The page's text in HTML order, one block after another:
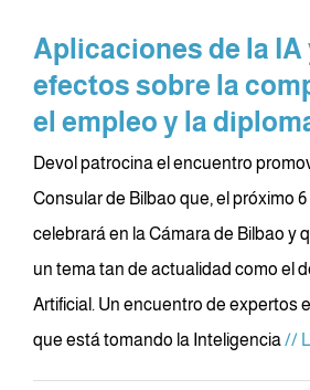
Aplicaciones de la IA
efectos sobre la
el empleo y la
Devol patrocina el encuentro
Consular de Bilbao que, el próximo 6
celebrará en la Cámara de Bilbao y
un tema tan de actualidad como el
Artificial. Un encuentro de expertos
que está tomando la Inteligencia//